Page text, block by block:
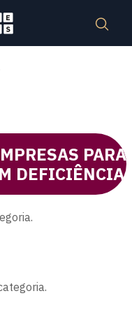
PARA
DEFICIÊNCIA